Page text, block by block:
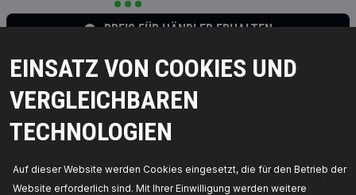
EINSATZ VON COOKIES UND
VERGLEICHBAREN
TECHNOLOGIEN
Auf dieser Website werden Cookies eingesetzt, die für den Betrieb der
Website erforderlich sind. Mit Ihrer Einwilligung werden weitere
PREIS FÜR HÄNDLER ERHALTEN
2462S0008
RIDEX Traggelenk
Einbauposition: Vorderachse, beidseitig, unten,
Konusmaß [mm]:
Länge [mm]:
Verfügbarkeit im Lager: